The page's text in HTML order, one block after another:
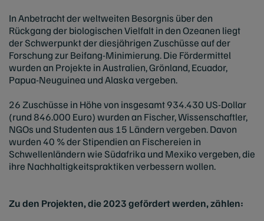
In Anbetracht der weltweiten Besorgnis über den
Rückgang der biologischen Vielfalt in den Ozeanen liegt
der Schwerpunkt der diesjährigen Zuschüsse auf der
Forschung zur Beifang-Minimierung. Die Fördermittel
wurden an Projekte in Australien, Grönland, Ecuador,
Papua-Neuguinea und Alaska vergeben.
26 Zuschüsse in Höhe von insgesamt 934.430 US-Dollar
(rund 846.000 Euro) wurden an Fischer, Wissenschaftler,
NGOs und Studenten aus 15 Ländern vergeben. Davon
wurden 40 % der Stipendien an Fischereien in
Schwellenländern wie Südafrika und Mexiko vergeben, die
ihre Nachhaltigkeitspraktiken verbessern wollen.
Zu den Projekten, die 2023 gefördert werden, zählen: